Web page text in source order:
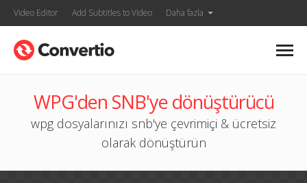
Video Editor Add Subtitles to Video Daha fazla
WPG'den SNB'ye dönüştürücü
wpg dosyalarınızı snb'ye çevrimiçi & ücretsiz
olarak dönüştürün